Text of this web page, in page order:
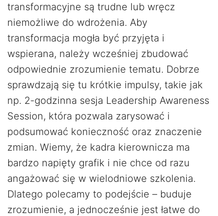
transformacyjne są trudne lub wręcz
niemożliwe do wdrożenia. Aby
transformacja mogła być przyjęta i
wspierana, należy wcześniej zbudować
odpowiednie zrozumienie tematu. Dobrze
sprawdzają się tu krótkie impulsy, takie jak
np. 2-godzinna sesja Leadership Awareness
Session, która pozwala zarysować i
podsumować konieczność oraz znaczenie
zmian. Wiemy, że kadra kierownicza ma
bardzo napięty grafik i nie chce od razu
angażować się w wielodniowe szkolenia.
Dlatego polecamy to podejście – buduje
zrozumienie, a jednocześnie jest łatwe do